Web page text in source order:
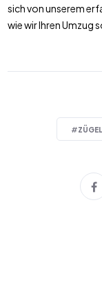
sich von unserem
wie wir Ihren Umzug
#